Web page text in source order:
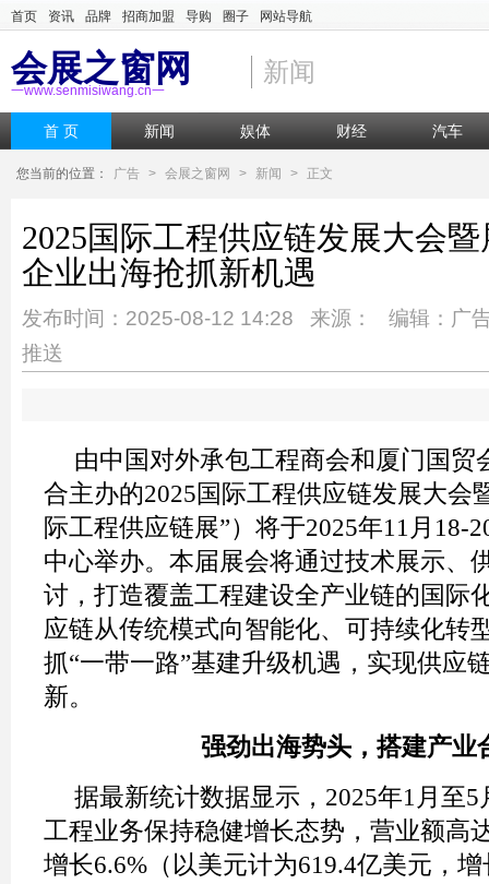
首页 资讯 品牌 招商加盟 导购 圈子 网站导航
会展之窗网
一www.senmisiwang.cn一
新闻
首 页 新闻 娱体 财经 汽车
您当前的位置： 广告 > 会展之窗网 > 新闻 > 正文
2025国际工程供应链发展大会
企业出海抢抓新机遇
发布时间：2025-08-12 14:28 来源： 编辑：广
推送
由中国对外承包工程商会和厦门国贸
合主办的2025国际工程供应链发展大会
际工程供应链展”）将于2025年11月18-
中心举办。本届展会将通过技术展示、
讨，打造覆盖工程建设全产业链的国际
应链从传统模式向智能化、可持续化转
抓“一带一路”基建升级机遇，实现供应
新。
强劲出海势头，搭建产业
据最新统计数据显示，2025年1月至
工程业务保持稳健增长态势，营业额高
增长6.6%（以美元计为619.4亿美元，